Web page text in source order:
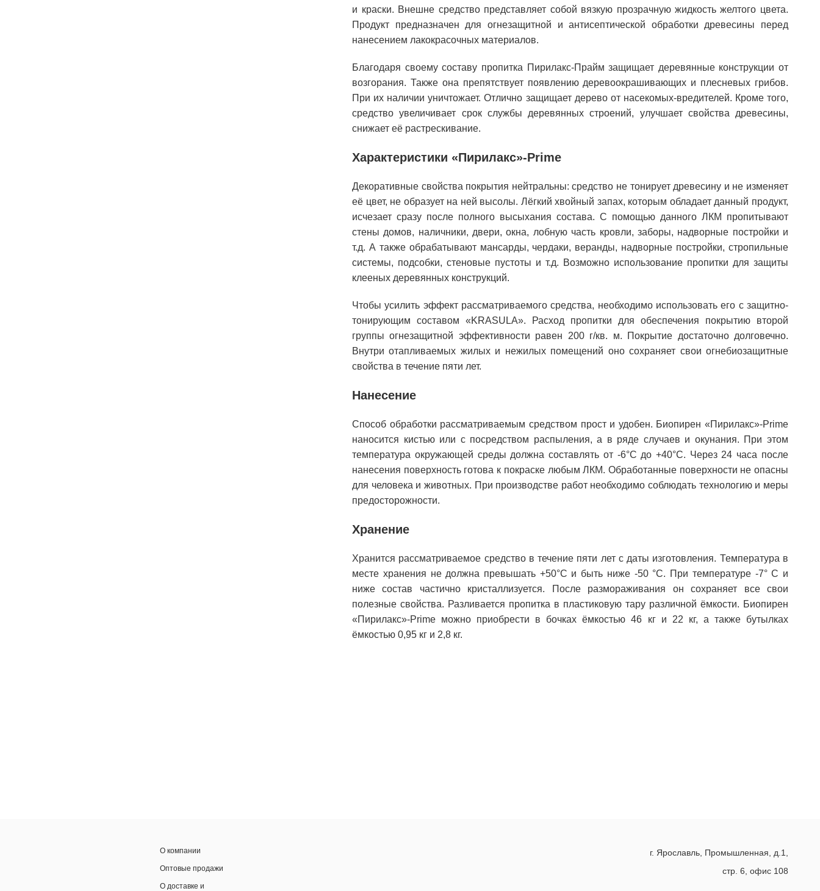
и краски. Внешне средство представляет собой вязкую прозрачную жидкость желтого цвета.
Продукт предназначен для огнезащитной и антисептической обработки древесины перед
нанесением лакокрасочных материалов.
Благодаря своему составу пропитка Пирилакс-Прайм защищает деревянные конструкции от
возгорания. Также она препятствует появлению деревоокрашивающих и плесневых грибов.
При их наличии уничтожает. Отлично защищает дерево от насекомых-вредителей. Кроме того,
средство увеличивает срок службы деревянных строений, улучшает свойства древесины,
снижает её растрескивание.
Характеристики «Пирилакс»-Prime
Декоративные свойства покрытия нейтральны: средство не тонирует древесину и не изменяет
её цвет, не образует на ней высолы. Лёгкий хвойный запах, которым обладает данный продукт,
исчезает сразу после полного высыхания состава. С помощью данного ЛКМ пропитывают
стены домов, наличники, двери, окна, лобную часть кровли, заборы, надворные постройки и
т.д. А также обрабатывают мансарды, чердаки, веранды, надворные постройки, стропильные
системы, подсобки, стеновые пустоты и т.д. Возможно использование пропитки для защиты
клееных деревянных конструкций.
Чтобы усилить эффект рассматриваемого средства, необходимо использовать его с защитно-
тонирующим составом «KRASULA». Расход пропитки для обеспечения покрытию второй
группы огнезащитной эффективности равен 200 г/кв. м. Покрытие достаточно долговечно.
Внутри отапливаемых жилых и нежилых помещений оно сохраняет свои огнебиозащитные
свойства в течение пяти лет.
Нанесение
Способ обработки рассматриваемым средством прост и удобен. Биопирен «Пирилакс»-Prime
наносится кистью или с посредством распыления, а в ряде случаев и окунания. При этом
температура окружающей среды должна составлять от -6°С до +40°С. Через 24 часа после
нанесения поверхность готова к покраске любым ЛКМ. Обработанные поверхности не опасны
для человека и животных. При производстве работ необходимо соблюдать технологию и меры
предосторожности.
Хранение
Хранится рассматриваемое средство в течение пяти лет с даты изготовления. Температура в
месте хранения не должна превышать +50°С и быть ниже -50 °С. При температуре -7° С и
ниже состав частично кристаллизуется. После размораживания он сохраняет все свои
полезные свойства. Разливается пропитка в пластиковую тару различной ёмкости. Биопирен
«Пирилакс»-Prime можно приобрести в бочках ёмкостью 46 кг и 22 кг, а также бутылках
ёмкостью 0,95 кг и 2,8 кг.
О компании
Оптовые продажи
О доставке и
г. Ярославль, Промышленная, д.1,
стр. 6, офис 108